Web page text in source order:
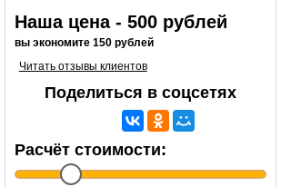
Наша цена - 500 рублей
вы экономите 150 рублей
Читать отзывы клиентов
Поделиться в соцсетях
Расчёт стоимости: